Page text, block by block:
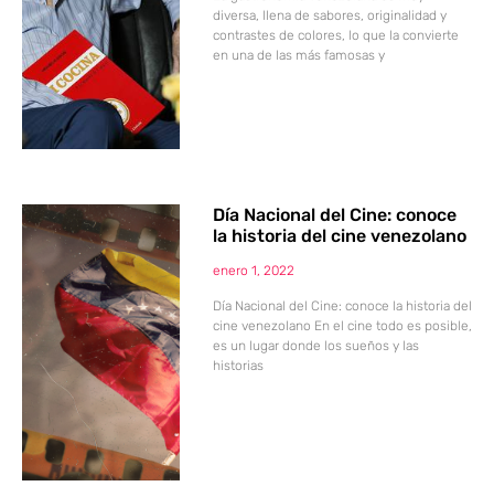
diversa, llena de sabores, originalidad y
contrastes de colores, lo que la convierte
en una de las más famosas y
Día Nacional del Cine: conoce
la historia del cine venezolano
enero 1, 2022
Día Nacional del Cine: conoce la historia del
cine venezolano En el cine todo es posible,
es un lugar donde los sueños y las
historias